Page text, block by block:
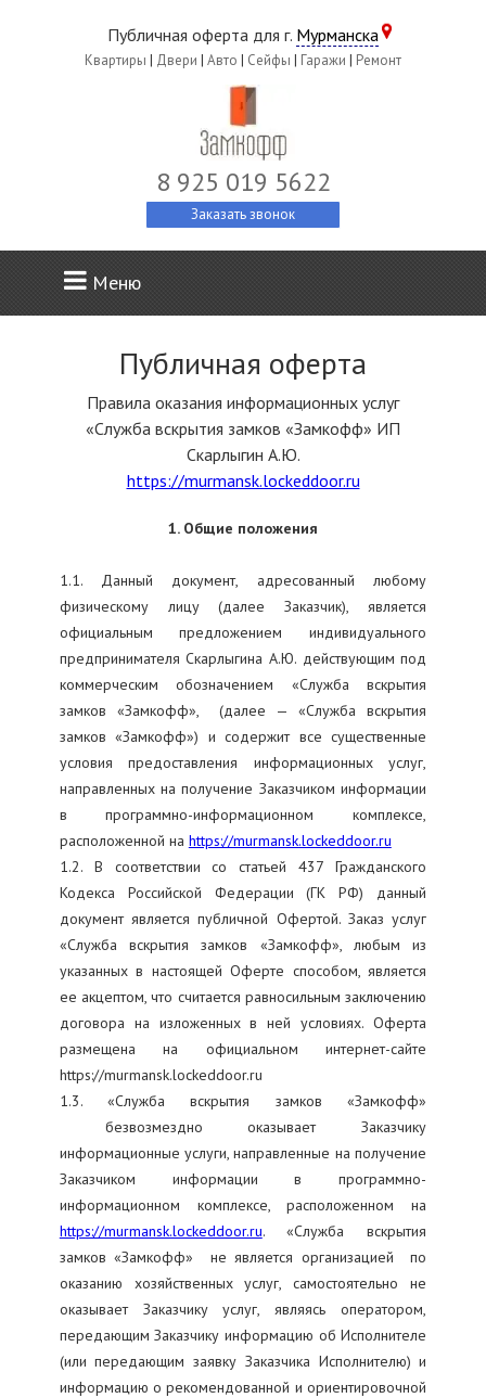
Публичная оферта для г. Мурманска
Квартиры | Двери | Авто | Сейфы | Гаражи | Ремонт
8 925 019 5622
Заказать звонок
Меню
Публичная оферта
Правила оказания информационных услуг
«Служба вскрытия замков «Замкофф» ИП
Скарлыгин А.Ю.
https://murmansk.lockeddoor.ru
1. Общие положения
1.1. Данный документ, адресованный любому
физическому лицу (далее Заказчик), является
официальным предложением индивидуального
предпринимателя Скарлыгина А.Ю. действующим под
коммерческим обозначением «Служба вскрытия
замков «Замкофф», (далее — «Служба вскрытия
замков «Замкофф») и содержит все существенные
условия предоставления информационных услуг,
направленных на получение Заказчиком информации
в программно-информационном комплексе,
расположенной на https://murmansk.lockeddoor.ru
1.2. В соответствии со статьей 437 Гражданского
Кодекса Российской Федерации (ГК РФ) данный
документ является публичной Офертой. Заказ услуг
«Служба вскрытия замков «Замкофф», любым из
указанных в настоящей Оферте способом, является
ее акцептом, что считается равносильным заключению
договора на изложенных в ней условиях. Оферта
размещена на официальном интернет-сайте
https://murmansk.lockeddoor.ru
1.3. «Служба вскрытия замков «Замкофф»
безвозмездно оказывает Заказчику
информационные услуги, направленные на получение
Заказчиком информации в программно-
информационном комплексе, расположенном на
https://murmansk.lockeddoor.ru. «Служба вскрытия
замков «Замкофф» не является организацией по
оказанию хозяйственных услуг, самостоятельно не
оказывает Заказчику услуг, являясь оператором,
передающим Заказчику информацию об Исполнителе
(или передающим заявку Заказчика Исполнителю) и
информацию о рекомендованной и ориентировочной